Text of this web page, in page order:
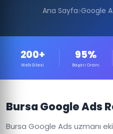
Ana Sayfa Google
200+
Web Sitesi
95%
Başarı Oranı
Bursa Google Ads
Bursa Google Ads uzmanı